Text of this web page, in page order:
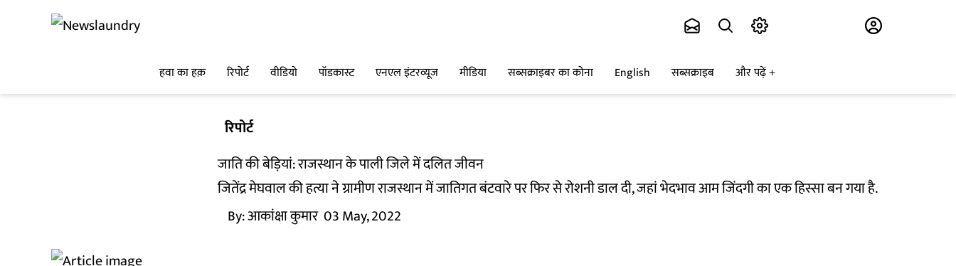
हवा का हक़ रिपोर्ट वीडियो पॉडकास्ट एनएल इंटरव्यूज मीडिया सब्सक्राइबर का कोना English सब्सक्राइब और पढ़ें
रिपोर्ट
जाति की बेड़ियां: राजस्थान के पाली जिले में दलित जीवन
जितेंद्र मेघवाल की हत्या ने ग्रामीण राजस्थान में जातिगत बंटवारे पर फिर से रोशनी डाल दी, जहां भेदभाव आम जिंदगी का एक हिस्सा बन गया है.
By:आकांक्षा कुमार 03 May, 2022